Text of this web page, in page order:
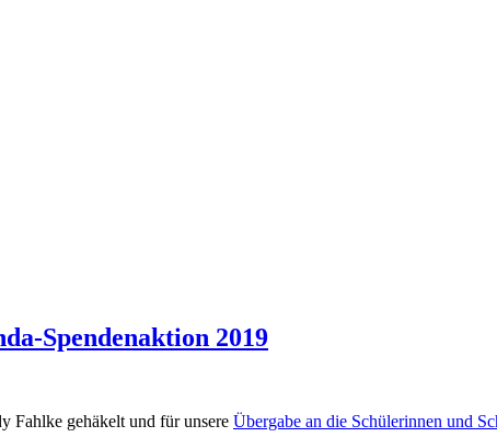
Spendenaktion 2019
Fahlke gehäkelt und für unsere Übergabe an die Schülerinnen und